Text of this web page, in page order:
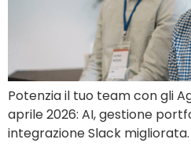
Potenzia il tuo team con gli
aprile 2026: AI, gestione
integrazione Slack migliorata.